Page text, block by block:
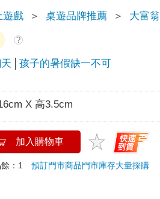
遊戲 ＞ 桌遊品牌推薦 ＞ 大富翁
?
孩子的暑假缺一不可
X 高3.5cm
加入購物車
餘：1預訂門市商品門市庫存大量採購